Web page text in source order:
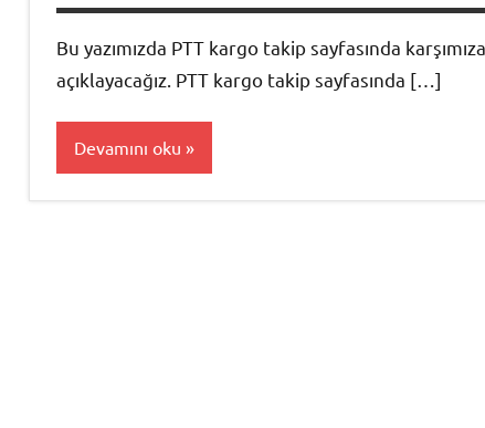
Bu yazımızda PTT kargo takip sayfasında
açıklayacağız. PTT kargo takip sayfasında […]
Devamını oku